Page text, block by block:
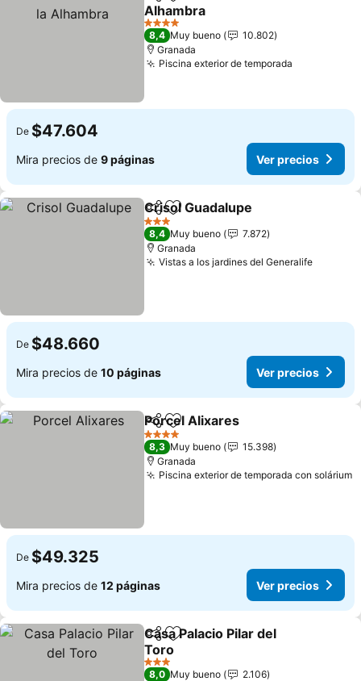
Alhambra
4 Estrellas
8,4 Muy bueno
10.802
Granada
Piscina exterior de temporada
De $47.604
Mira precios de 9 páginas Ver precios
CompartirAgregar a favoritos
Crisol Guadalupe
3 Estrellas
8,4 Muy bueno
7.872
Granada
Vistas a los jardines del Generalife
De $48.660
Mira precios de 10 páginas Ver precios
CompartirAgregar a favoritos
Porcel Alixares
4 Estrellas
8,3 Muy bueno
15.398
Granada
Piscina exterior de temporada con solárium
De $49.325
Mira precios de 12 páginas Ver precios
CompartirAgregar a favoritos
Casa Palacio Pilar del
Toro
3 Estrellas
8,0 Muy bueno
2.106